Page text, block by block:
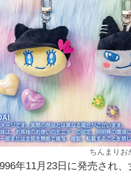
ちんまり
年11月23日に発売され